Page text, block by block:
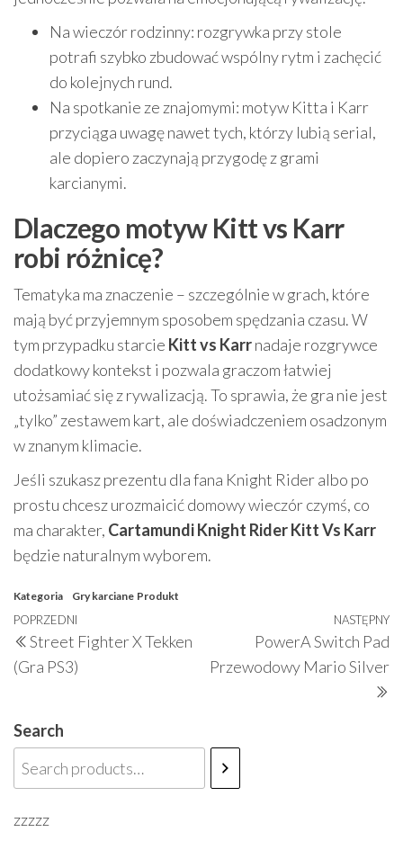
Na wieczór rodzinny: rozgrywka przy stole
potrafi szybko zbudować wspólny rytm i zachęcić
do kolejnych rund.
Na spotkanie ze znajomymi: motyw Kitta i Karr
przyciąga uwagę nawet tych, którzy lubią serial,
ale dopiero zaczynają przygodę z grami
karcianymi.
Dlaczego motyw Kitt vs Karr
robi różnicę?
Tematyka ma znaczenie – szczególnie w grach, które
mają być przyjemnym sposobem spędzania czasu. W
tym przypadku starcie Kitt vs Karrnadaje rozgrywce
dodatkowy kontekst i pozwala graczom łatwiej
utożsamiać się z rywalizacją. To sprawia, że gra nie jest
„tylko” zestawem kart, ale doświadczeniem osadzonym
w znanym klimacie.
Jeśli szukasz prezentu dla fana Knight Rider albo po
prostu chcesz urozmaicić domowy wieczór czymś, co
ma charakter, Cartamundi Knight Rider Kitt Vs Karr
będzie naturalnym wyborem.
Kategoria Gry karciane Produkt
Nawigacja
wpisu
Poprzedni
wpis
POPRZEDNI
Street Fighter X Tekken
(Gra PS3)
NASTĘPNY
PowerA Switch Pad
Przewodowy Mario Silver
Search
zzzzz